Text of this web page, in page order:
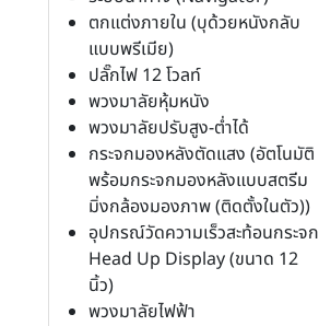
ตกแต่งภายใน (บุด้วยหนังกลับ
แบบพรีเมีย)
ปลั๊กไฟ 12 โวลท์
พวงมาลัยหุ้มหนัง
พวงมาลัยปรับสูง-ต่ำได้
กระจกมองหลังตัดแสง (อัตโนมัติ
พร้อมกระจกมองหลังแบบสตรีม
มิ่งกล้องมองภาพ (ติดตั้งในตัว))
อุปกรณ์วัดความเร็วสะท้อนกระจก
Head Up Display (ขนาด 12
นิ้ว)
พวงมาลัยไฟฟ้า